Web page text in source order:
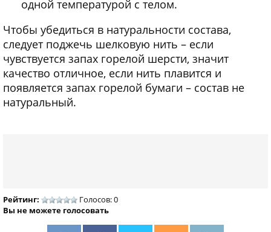
одной температурой с телом.
Чтобы убедиться в натуральности состава,
следует поджечь шелковую нить – если
чувствуется запах горелой шерсти, значит
качество отличное, если нить плавится и
появляется запах горелой бумаги – состав не
натуральный.
Рейтинг:
Голосов: 0
Вы не можете голосовать